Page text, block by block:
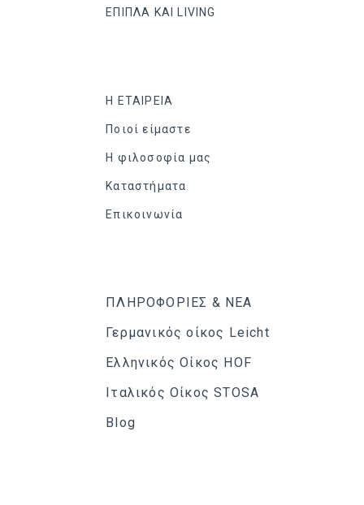
ΕΠΙΠΛΑ ΚΑΙ LIVING
Η ΕΤΑΙΡΕΙΑ
Ποιοί είμαστε
Η φιλοσοφία μας
Καταστήματα
Επικοινωνία
ΠΛΗΡΟΦΟΡΙΕΣ & ΝΕΑ
Γερμανικός οίκος Leicht
Ελληνικός Οίκος HOF
Ιταλικός Οίκος STOSA
Blog